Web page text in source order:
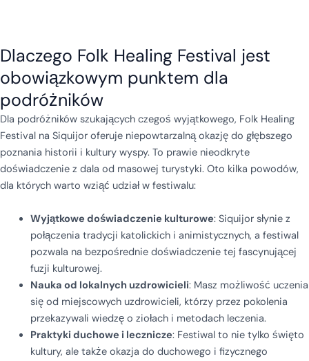
Dlaczego Folk Healing Festival jest
obowiązkowym punktem dla
podróżników
Dla podróżników szukających czegoś wyjątkowego, Folk Healing
Festival na Siquijor oferuje niepowtarzalną okazję do głębszego
poznania historii i kultury wyspy. To prawie nieodkryte
doświadczenie z dala od masowej turystyki. Oto kilka powodów,
dla których warto wziąć udział w festiwalu:
Wyjątkowe doświadczenie kulturowe: Siquijor słynie z
połączenia tradycji katolickich i animistycznych, a festiwal
pozwala na bezpośrednie doświadczenie tej fascynującej
fuzji kulturowej.
Nauka od lokalnych uzdrowicieli: Masz możliwość uczenia
się od miejscowych uzdrowicieli, którzy przez pokolenia
przekazywali wiedzę o ziołach i metodach leczenia.
Praktyki duchowe i lecznicze: Festiwal to nie tylko święto
kultury, ale także okazja do duchowego i fizycznego